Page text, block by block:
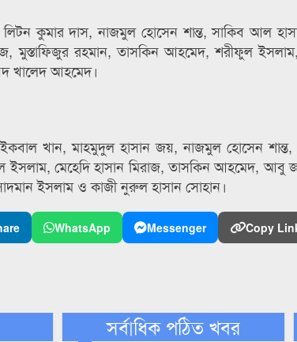
কুমার দাস, নাজমুল হোসেন শান্ত, সাকিব আল
মুস্তাফিজুর রহমান, তাসকিন আহমেদ, শরীফুল
খালেদ আহমেদ।
খান, মাহমুদুল হাসান জয়, নাজমুল হোসেন
মেহেদি হাসান মিরাজ, তাসকিন আহমেদ, আবু
ইসলাম ও কাজী নুরুল হাসান সোহান।
WhatsApp Messenger Copy
সর্বাধিক পঠিত খবর